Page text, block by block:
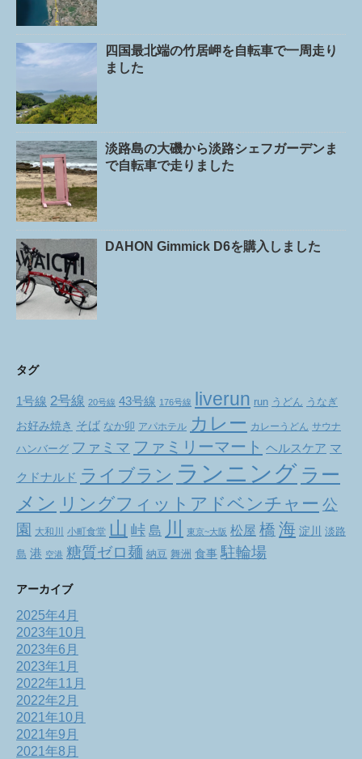
四国最北端の竹居岬を自転車で一周走り
ました
淡路島の大磯から淡路シェフガーデンま
で自転車で走りました
DAHON Gimmick D6を購入しました
タグ
1号線 2号線 20号線 43号線 176号線 liverun run うどん うなぎ
お好み焼き そば なか卯 アパホテル カレー カレーうどん サウナ
ハンバーグ ファミマ ファミリーマート ヘルスケア マ
クドナルド ライブラン ランニング ラー
メン リングフィットアドベンチャー 公
園 大和川 小町食堂 山 峠 島 川 東京~大阪 松屋 橋 海 淀川 淡路
島 港 空港 糖質ゼロ麺 納豆 舞洲 食事 駐輪場
アーカイブ
2025年4月
2023年10月
2023年6月
2023年1月
2022年11月
2022年2月
2021年10月
2021年9月
2021年8月